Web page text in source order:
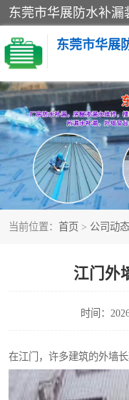
当前位置： 首页 > 公司动态
江门外
时间：
在江门，许多建筑的外墙
楼面防水补漏
阳台卫生间防水补漏
金属房搭建及补漏